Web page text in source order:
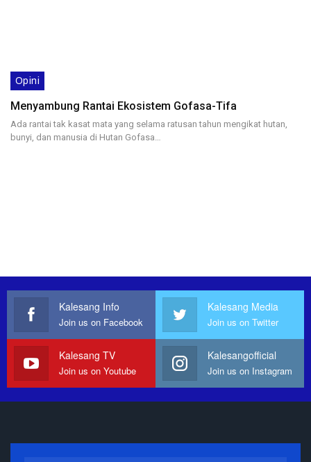
Opini
Menyambung Rantai Ekosistem Gofasa-Tifa
Ada rantai tak kasat mata yang selama ratusan tahun mengikat hutan,
bunyi, dan manusia di Hutan Gofasa…
Kalesang Info
Join us on Facebook
Kalesang Media
Join us on Twitter
Kalesang TV
Join us on Youtube
Kalesangofficial
Join us on Instagram